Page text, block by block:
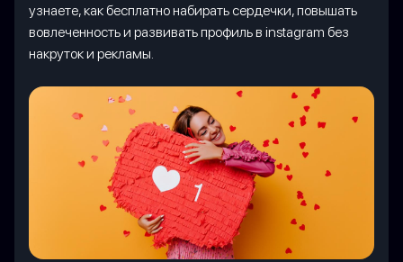
узнаете, как бесплатно набирать сердечки, повышать
вовлеченность и развивать профиль в instagram без
накруток и рекламы.